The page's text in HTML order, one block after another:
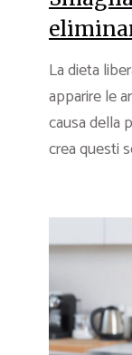
La dieta
apparire le
causa della
crea questi